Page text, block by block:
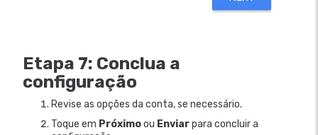
Etapa 7: Conclua a
configuração
Revise as opções da conta, se necessário.
Toque em Próximoou Enviarpara concluir a